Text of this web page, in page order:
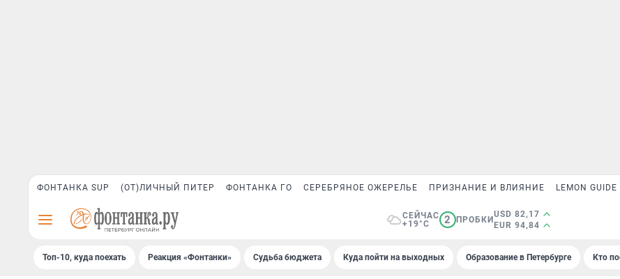
ФОНТАНКА SUP (ОТ)ЛИЧНЫЙ ПИТЕР ФОНТАНКА ГО СЕРЕБРЯНОЕ ОЖЕРЕЛЬЕ ПРИЗНАНИЕ И ВЛИЯНИЕ LEMON GUIDE
СЕЙЧАС
+19°C
2 ПРОБКИ
USD 82,17
EUR 94,84
Топ-10, куда поехать Реакция «Фонтанки» Судьба бюджета Куда пойти на выходных Образование в Петербурге Кто